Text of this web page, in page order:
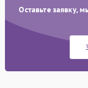
Оставьте заявку,